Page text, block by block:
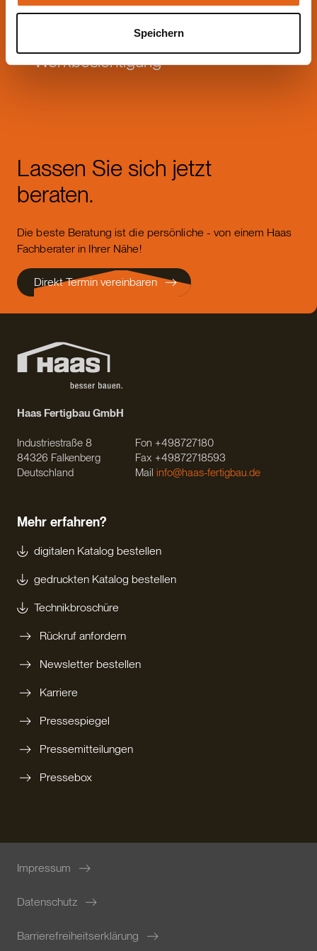
Speichern
Werkbesichtigung
Lassen Sie sich jetzt
beraten.
Die beste Beratung ist die persönliche - von einem Haas
Fachberater in Ihrer Nähe!
Direkt Termin vereinbaren
Haas Fertigbau GmbH
Industriestraße 8
84326 Falkenberg
Deutschland
Fon +498727180
Fax +49872718593
Mail info@haas-fertigbau.de
Mehr erfahren?
digitalen Katalog bestellen
gedruckten Katalog bestellen
Technikbroschüre
Rückruf anfordern
Newsletter bestellen
Karriere
Pressespiegel
Pressemitteilungen
Pressebox
Impressum
Datenschutz
Barrierefreiheitserklärung